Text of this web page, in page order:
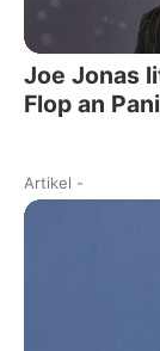
Joe Jonas
Flop an
Artikel -